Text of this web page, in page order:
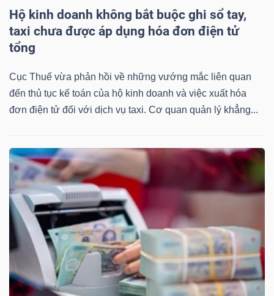
Hộ kinh doanh không bắt buộc ghi sổ tay,
taxi chưa được áp dụng hóa đơn điện tử
tổng
Cục Thuế vừa phản hồi về những vướng mắc liên quan
đến thủ tục kế toán của hộ kinh doanh và việc xuất hóa
đơn điện tử đối với dịch vụ taxi. Cơ quan quản lý khẳng...
Công
cụ
đầu
Truyền
thông
tài
chính